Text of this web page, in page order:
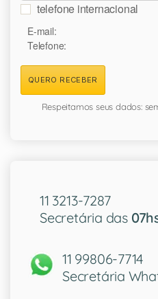
telefone internacional
E-mail:
Telefone:
QUERO RECEBER
Respeitamos seus dados:
11 3213-7287
Secretária das
11 99806-7714
Secretária